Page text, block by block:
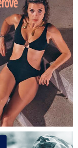
vzpomínky na ...